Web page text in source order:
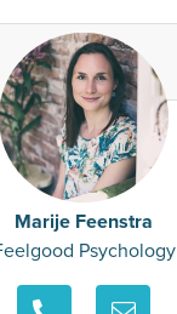
Marije Feenstra
Psychology